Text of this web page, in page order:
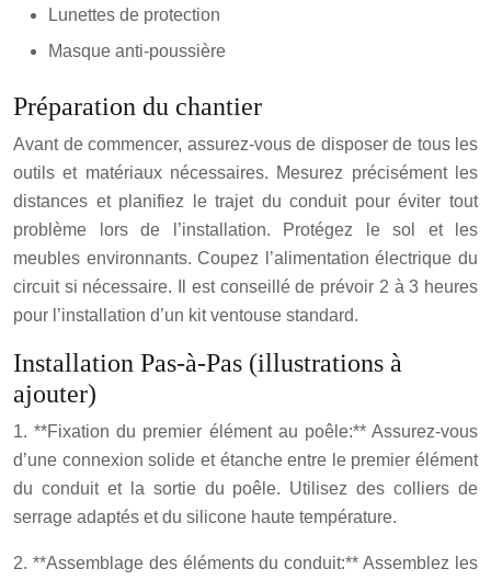
Lunettes de protection
Masque anti-poussière
Préparation du chantier
Avant de commencer, assurez-vous de disposer de tous les
outils et matériaux nécessaires. Mesurez précisément les
distances et planifiez le trajet du conduit pour éviter tout
problème lors de l’installation. Protégez le sol et les
meubles environnants. Coupez l’alimentation électrique du
circuit si nécessaire.
Il est conseillé de prévoir 2 à 3 heures
pour l’installation d’un kit ventouse standard.
Installation Pas-à-Pas (illustrations à
ajouter)
1. **Fixation du premier élément au poêle:** Assurez-vous
d’une connexion solide et étanche entre le premier élément
du conduit et la sortie du poêle. Utilisez des colliers de
serrage adaptés et du silicone haute température.
2. **Assemblage des éléments du conduit:** Assemblez les